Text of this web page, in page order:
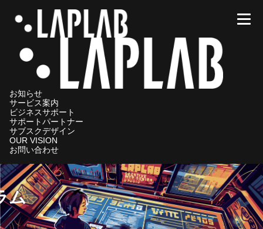
メニ
お知らせ
サービス案内
ビジネスサポート
サポートパートナー
サブスクデザイン
OUR VISION
お問い合わせ
ム